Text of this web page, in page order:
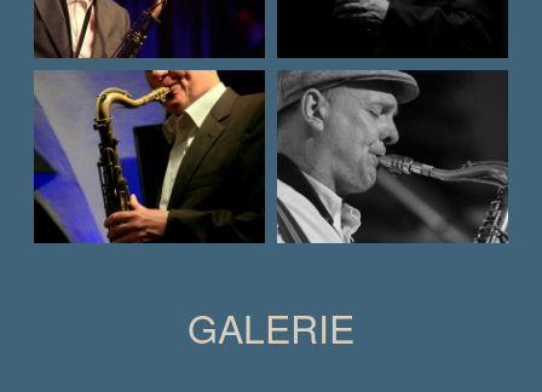
GALERIE